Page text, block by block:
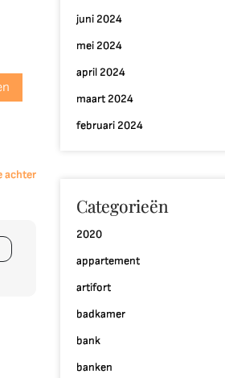
achterop
Landelijk
Interieur
Spotlight
juni 2024
mei 2024
april 2024
maart 2024
februari 2024
Categorieën
2020
appartement
artifort
badkamer
bank
banken